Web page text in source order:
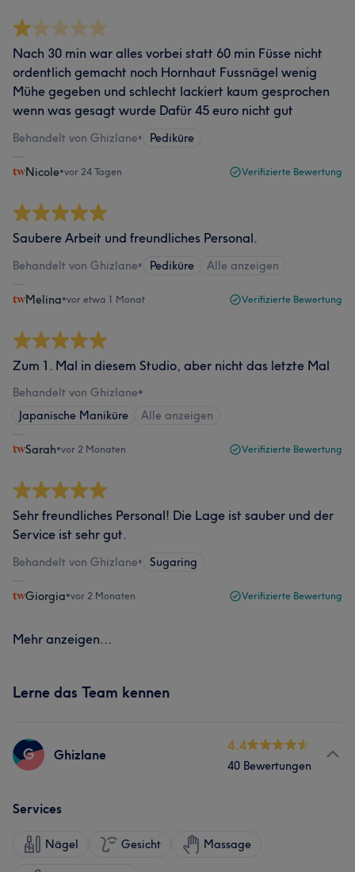
Nach 30 min war alles vorbei statt 60 min Füsse nicht
ordentlich gemacht noch Hornhaut Fussnägel wenig
Mühe gegeben und schlecht lackiert kaum gesprochen
wenn was gesagt wurde Dafür 45 euro nicht gut
Behandelt von Ghizlane• Pediküre
Nicole•vor 24 Tagen Verifizierte Bewertung
Saubere Arbeit und freundliches Personal.
Behandelt von Ghizlane• Pediküre Alle anzeigen
Melina•vor etwa 1 Monat Verifizierte Bewertung
Zum 1. Mal in diesem Studio, aber nicht das letzte Mal
Behandelt von Ghizlane•
Japanische Maniküre
Alle anzeigen
Sarah•vor 2 Monaten Verifizierte Bewertung
Sehr freundliches Personal! Die Lage ist sauber und der
Service ist sehr gut.
Behandelt von Ghizlane• Sugaring
Giorgia•vor 2 Monaten Verifizierte Bewertung
Mehr anzeigen...
Lerne das Team kennen
G Ghizlane
4.4
40 Bewertungen
Services
Nägel Gesicht Massage